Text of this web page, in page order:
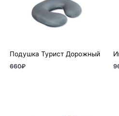
Подушка Турист Дорожный
660₽